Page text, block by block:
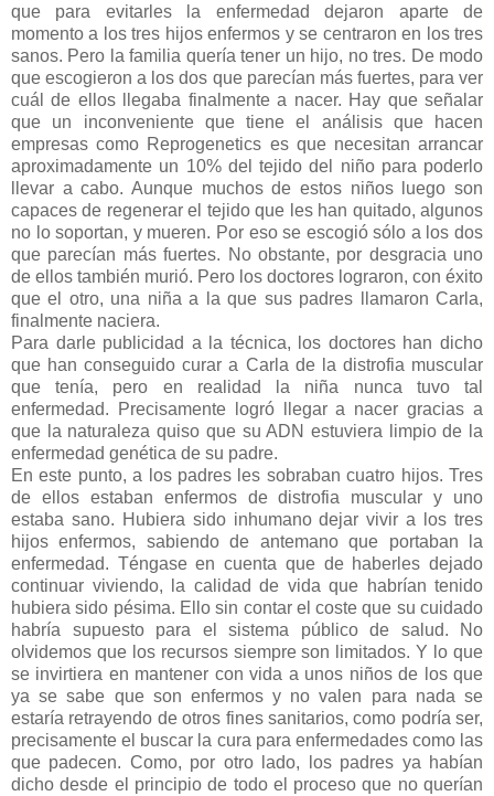
que para evitarles la enfermedad dejaron aparte de
momento a los tres hijos enfermos y se centraron en los tres
sanos. Pero la familia quería tener un hijo, no tres. De modo
que escogieron a los dos que parecían más fuertes, para ver
cuál de ellos llegaba finalmente a nacer. Hay que señalar
que un inconveniente que tiene el análisis que hacen
empresas como Reprogenetics es que necesitan arrancar
aproximadamente un 10% del tejido del niño para poderlo
llevar a cabo. Aunque muchos de estos niños luego son
capaces de regenerar el tejido que les han quitado, algunos
no lo soportan, y mueren. Por eso se escogió sólo a los dos
que parecían más fuertes. No obstante, por desgracia uno
de ellos también murió. Pero los doctores lograron, con éxito
que el otro, una niña a la que sus padres llamaron Carla,
finalmente naciera.
Para darle publicidad a la técnica, los doctores han dicho
que han conseguido curar a Carla de la distrofia muscular
que tenía, pero en realidad la niña nunca tuvo tal
enfermedad. Precisamente logró llegar a nacer gracias a
que la naturaleza quiso que su ADN estuviera limpio de la
enfermedad genética de su padre.
En este punto, a los padres les sobraban cuatro hijos. Tres
de ellos estaban enfermos de distrofia muscular y uno
estaba sano. Hubiera sido inhumano dejar vivir a los tres
hijos enfermos, sabiendo de antemano que portaban la
enfermedad. Téngase en cuenta que de haberles dejado
continuar viviendo, la calidad de vida que habrían tenido
hubiera sido pésima. Ello sin contar el coste que su cuidado
habría supuesto para el sistema público de salud. No
olvidemos que los recursos siempre son limitados. Y lo que
se invirtiera en mantener con vida a unos niños de los que
ya se sabe que son enfermos y no valen para nada se
estaría retrayendo de otros fines sanitarios, como podría ser,
precisamente el buscar la cura para enfermedades como las
que padecen. Como, por otro lado, los padres ya habían
dicho desde el principio de todo el proceso que no querían